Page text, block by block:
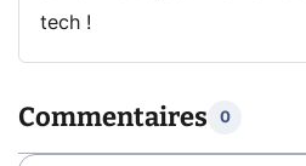
tech !
Commentaires 0